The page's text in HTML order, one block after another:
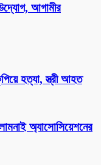
আগামীর
হত্যা, স্ত্রী আহত
অ্যাসোসিয়েশনের